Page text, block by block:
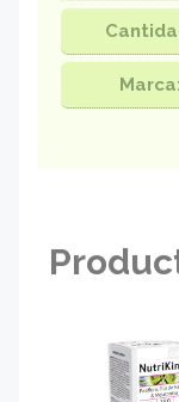
Marca: